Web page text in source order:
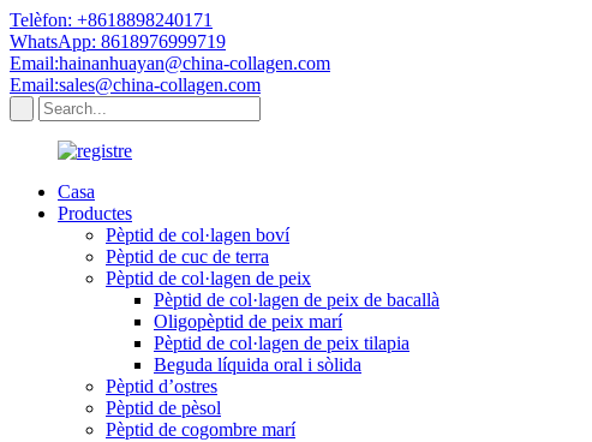
Telèfon: +8618898240171
WhatsApp: 8618976999719
Email:hainanhuayan@china-collagen.com
Email:sales@china-collagen.com
Casa
Productes
Pèptid de col·lagen boví
Pèptid de cuc de terra
Pèptid de col·lagen de peix
Pèptid de col·lagen de peix de bacallà
Oligopèptid de peix marí
Pèptid de col·lagen de peix tilapia
Beguda líquida oral i sòlida
Pèptid d’ostres
Pèptid de pèsol
Pèptid de cogombre marí